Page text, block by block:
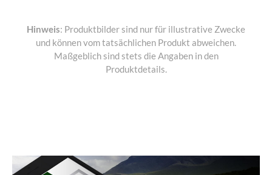
Hinweis: Produktbilder sind nur für illustrative Zwecke
und können vom tatsächlichen Produkt abweichen.
Maßgeblich sind stets die Angaben in den
Produktdetails.